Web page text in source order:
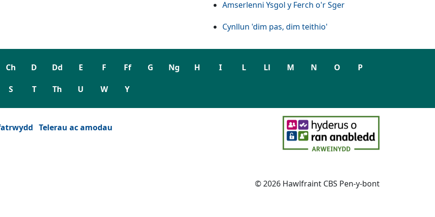
Amserlenni Ysgol y Ferch o'r Sger
Cynllun 'dim pas, dim teithio'
Ch D Dd E F Ff G Ng H I L Ll M N O P
S T Th U W Y
Telerau ac amodau
© 2026 Hawlfraint CBS Pen-y-bont